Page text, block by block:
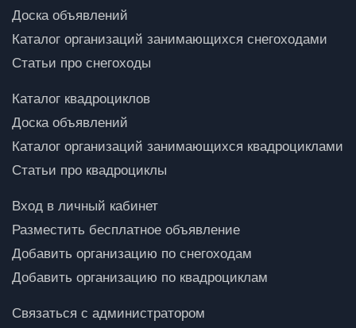
Доска объявлений
Каталог организаций занимающихся снегоходами
Статьи про снегоходы
Каталог квадроциклов
Доска объявлений
Каталог организаций занимающихся квадроциклами
Статьи про квадроциклы
Вход в личный кабинет
Разместить бесплатное объявление
Добавить организацию по снегоходам
Добавить организацию по квадроциклам
Связаться с администратором